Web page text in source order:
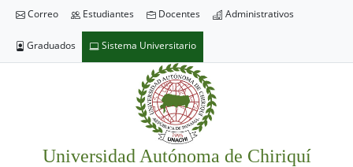
Correo Estudiantes Docentes Administrativos
Graduados Sistema Universitario
Universidad Autónoma de Chiriquí